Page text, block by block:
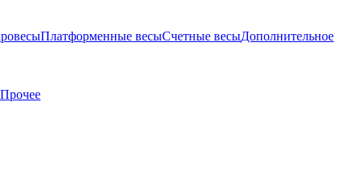
Платформенные весыСчетные весыДополнительное
Прочее